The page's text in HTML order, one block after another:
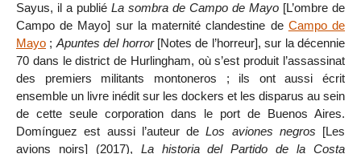
Sayus, il a publié La sombra de Campo de Mayo [L’ombre de
Campo de Mayo] sur la maternité clandestine de Campo de
Mayo ; Apuntes del horror[Notes de l’horreur], sur la décennie
70 dans le district de Hurlingham, où s’est produit l’assassinat
des premiers militants montoneros ; ils ont aussi écrit
ensemble un livre inédit sur les dockers et les disparus au sein
de cette seule corporation dans le port de Buenos Aires.
Domínguez est aussi l’auteur deLos aviones negros [Les
avions noirs] (2017), La historia del Partido de la Costa